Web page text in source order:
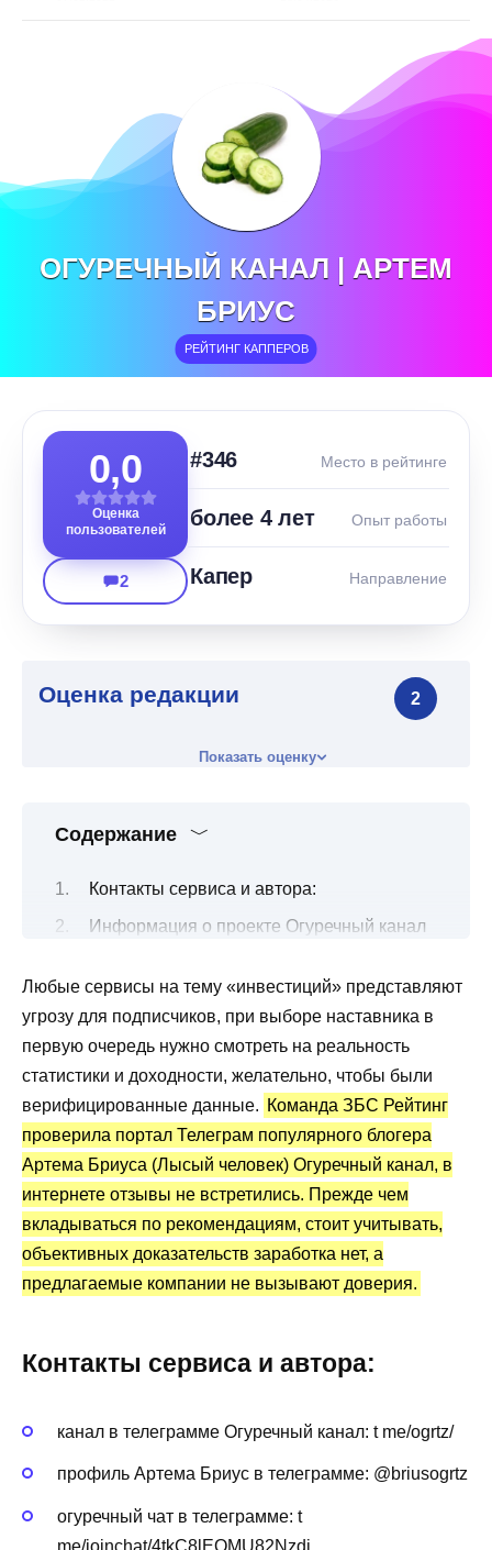
ОГУРЕЧНЫЙ КАНАЛ | АРТЕМ
БРИУС
РЕЙТИНГ КАППЕРОВ
0,0
Оценка
пользователей
2
#346 Место в рейтинге
более 4 лет Опыт работы
Капер Направление
Оценка редакции 2
Показать оценку
Содержание
Контакты сервиса и автора:
Информация о проекте Огуречный канал
Огуречный канал (Лысый человек Артем
Бриус): статистика и отзывы
Преимущества и недостатки
Любые сервисы на тему «инвестиций» представляют
угрозу для подписчиков, при выборе наставника в
первую очередь нужно смотреть на реальность
статистики и доходности, желательно, чтобы были
верифицированные данные. Команда ЗБС Рейтинг
проверила портал Телеграм популярного блогера
Артема Бриуса (Лысый человек) Огуречный канал, в
интернете отзывы не встретились. Прежде чем
вкладываться по рекомендациям, стоит учитывать,
объективных доказательств заработка нет, а
предлагаемые компании не вызывают доверия.
Контакты сервиса и автора:
канал в телеграмме Огуречный канал: t me/ogrtz/
профиль Артема Бриус в телеграмме: @briusogrtz
огуречный чат в телеграмме: t
me/joinchat/4tkC8lEQMU82Nzdi